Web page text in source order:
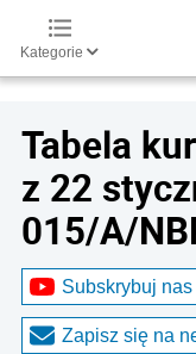
Kategorie
Tabela
z 22
015/A/
Subskrybuj
Zapisz się na